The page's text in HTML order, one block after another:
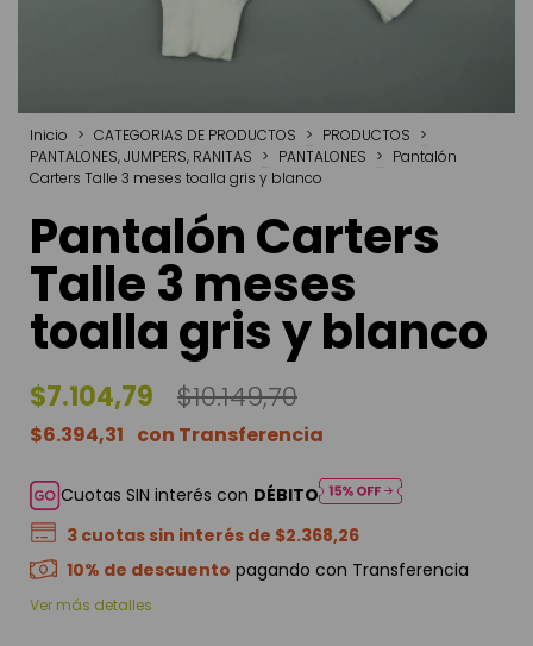
Inicio > CATEGORIAS DE PRODUCTOS > PRODUCTOS >
PANTALONES, JUMPERS, RANITAS > PANTALONES > Pantalón
Carters Talle 3 meses toalla gris y blanco
Pantalón Carters
Talle 3 meses
toalla gris y blanco
$7.104,79 $10.149,70
$6.394,31
Cuotas SIN interés con DÉBITO
3 cuotas sin interés de $2.368,26
10% de descuento pagando con Transferencia
Ver más detalles